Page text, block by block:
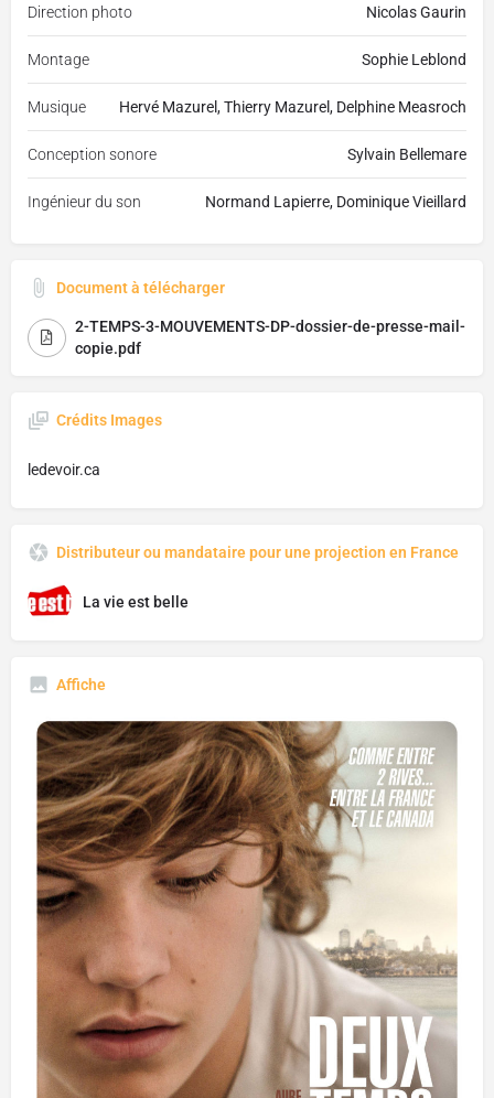
Direction photo Nicolas Gaurin
Montage Sophie Leblond
Musique Hervé Mazurel, Thierry Mazurel, Delphine Measroch
Conception sonore Sylvain Bellemare
Ingénieur du son Normand Lapierre, Dominique Vieillard
Document à télécharger
2-TEMPS-3-MOUVEMENTS-DP-dossier-de-presse-mail-
copie.pdf
Crédits Images
ledevoir.ca
Distributeur ou mandataire pour une projection en France
La vie est belle
Affiche